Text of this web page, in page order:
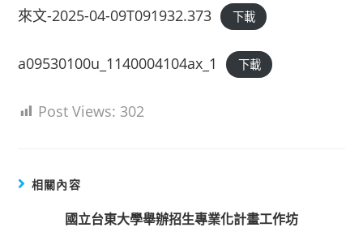
來文-2025-04-09T091932.373 下載
a09530100u_1140004104ax_1 下載
Post Views: 302
相關內容
國立台東大學舉辦招生專業化計畫工作坊